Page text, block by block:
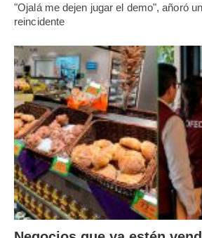
"Ojalá me dejen jugar el demo", añoró
reincidente